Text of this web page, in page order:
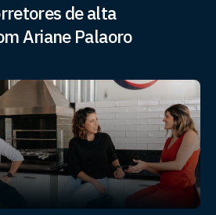
de alta
Ariane Palaoro